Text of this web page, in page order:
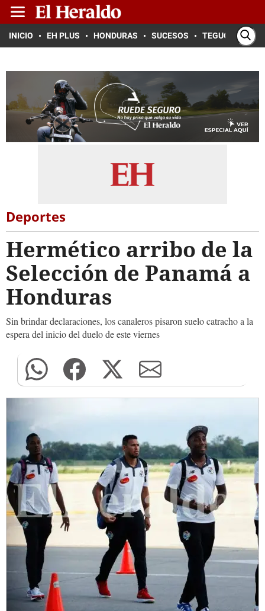
INICIO EH PLUS HONDURAS SUCESOS TEGUCIGALPA
Deportes
Hermético arribo de la
Selección de Panamá a
Honduras
Sin brindar declaraciones, los canaleros pisaron suelo catracho a la
espera del inicio del duelo de este viernes